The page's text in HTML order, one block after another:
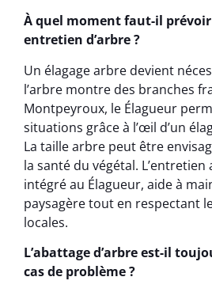
À quel moment faut-il
entretien d’arbre ?
Un élagage arbre devient
l’arbre montre des branches
Montpeyroux, le Élagueur
situations grâce à l’œil d’un
La taille arbre peut être
la santé du végétal.
intégré au Élagueur, aide à
paysagère tout en respectant
locales.
L’abattage d’arbre est-il
cas de problème ?